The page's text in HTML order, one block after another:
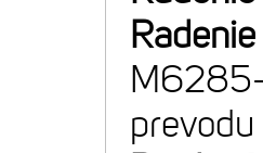
M6285-
prevodu